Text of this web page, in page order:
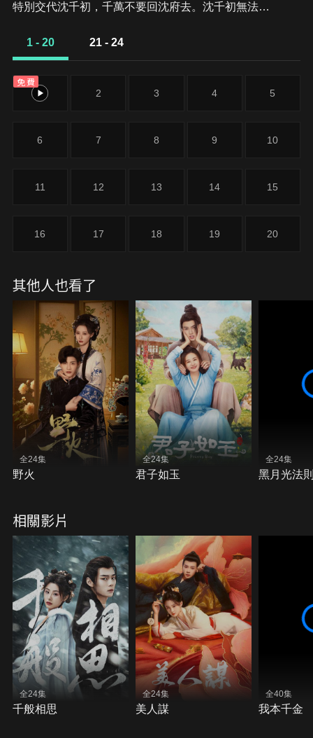
特別交代沈千初，千萬不要回沈府去。沈千初無法忘
去找沈府的人，沈府的爪牙就主動找上了門。沈千初
1 - 20 21 - 24
免費
1 2 3 4 5
6 7 8 9 10
11 12 13 14 15
16 17 18 19 20
其他人也看了
全24集
野火
全24集
君子如玉
全24集
黑月光法
相關影片
全24集
千般相思
全24集
美人謀
全40集
我本千金